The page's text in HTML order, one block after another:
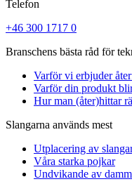
Telefon
+46 300 1717 0
Branschens bästa råd för
Varför vi erbjuder
Varför din produkt
Hur man (åter)hittar
Slangarna används mest
Utplacering av
Våra starka pojkar
Undvikande av